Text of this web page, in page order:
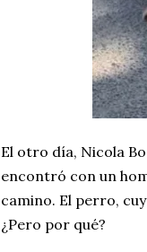
El otro día, Nicola
encontró con un
camino. El perro,
¿Pero por qué?